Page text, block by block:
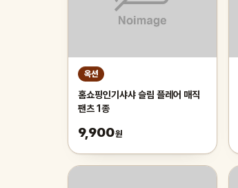
옥션
홈쇼핑인기샤샤 슬림 플레어 매직
팬츠 1종
9,900원